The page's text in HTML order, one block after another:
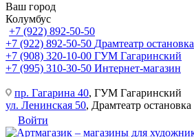
Ваш город
Колумбус
+7 (922) 892-50-50
+7 (922) 892-50-50 Драмтеатр остановка
+7 (908) 320-10-00 ГУМ Гагаринский
+7 (995) 310-30-50 Интернет-магазин
пр. Гагарина 40, ГУМ Гагаринский
ул. Ленинская 50, Драмтеатр остановка
Войти